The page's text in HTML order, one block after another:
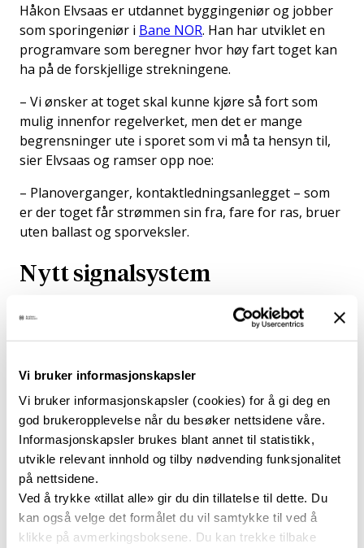
Vi bruker informasjonskapsler
Vi bruker informasjonskapsler (cookies) for å gi deg en
god brukeropplevelse når du besøker nettsidene våre.
Informasjonskapsler brukes blant annet til statistikk,
utvikle relevant innhold og tilby nødvending funksjonalitet
på nettsidene.
Ved å trykke «tillat alle» gir du din tillatelse til dette. Du
kan også velge det formålet du vil samtykke til ved å
klikke på avmerkingsboksene. Du kan trekke tilbake
Håkon Elvsaas er utdannet byggingeniør og jobber
som sporingeniør i Bane NOR. Han har utviklet en
programvare som beregner hvor høy fart toget kan
ha på de forskjellige strekningene.
– Vi ønsker at toget skal kunne kjøre så fort som
mulig innenfor regelverket, men det er mange
begrensninger ute i sporet som vi må ta hensyn til,
sier Elvsaas og ramser opp noe:
– Planoverganger, kontaktledningsanlegget – som
er der toget får strømmen sin fra, fare for ras, bruer
uten ballast og sporveksler.
Nytt signalsystem
Alle togstrekningene i Norge skal gjennom en
oppdatering av hastighetene som kjøres i dag. Dette
digitalt signalsystem.Det nye systemet heter ERTMS
og er et felleseuropeisk digitalt signalsystem.
– Dette endrer måten vi styrer togene på. En stor
forskjell vil være at de fysiske signalene og skiltene
flyttes inn i førerhuset og lokfører får informasjonen
opp på en skjerm. En annen fordel er at utstyret som
utgjør signalsystemet standardiseres, sier Elvsaas.